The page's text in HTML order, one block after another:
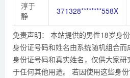
淳于
静
371328********558X
免责声明： 本站提供的男性18岁身
身份证号码和姓名由系统随机组合
身份证号码和真实姓名，仅供大家
于任何其他用途。 若因使用这些身